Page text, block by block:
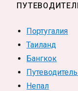
Португалия
Таиланд
Бангкок
Непал